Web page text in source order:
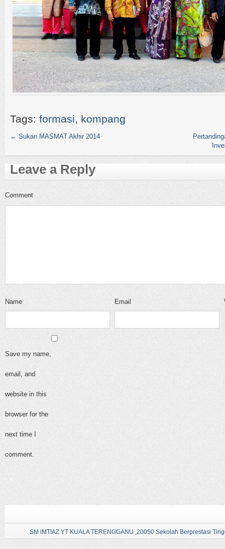
Tags: formasi, kompang
← Sukan MASMAT Akhir 2014
Leave a Reply
Comment
Name Email
Save my name,
email, and
website in this
browser for the
next time I
comment.
SM IMTIAZ YT KUALA TERENGGANU ,20050 Sekolah Berprestasi